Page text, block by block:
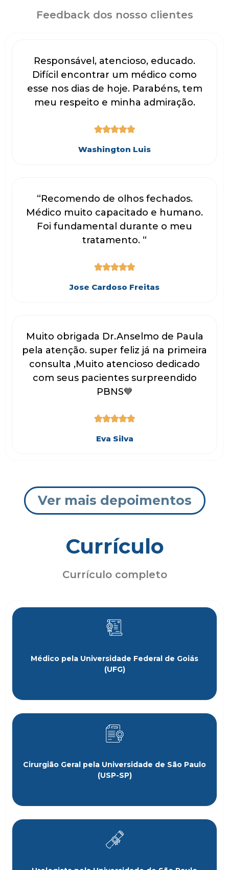
Feedback dos nosso clientes
Responsável, atencioso, educado.
Difícil encontrar um médico como
esse nos dias de hoje. Parabéns, tem
meu respeito e minha admiração.

Washington Luis
“Recomendo de olhos fechados.
Médico muito capacitado e humano.
Foi fundamental durante o meu
tratamento. “

Jose Cardoso Freitas
Muito obrigada Dr.Anselmo de Paula
pela atenção. super feliz já na primeira
consulta ,Muito atencioso dedicado
com seus pacientes surpreendido
PBNS💙

Eva Silva
Ver mais depoimentos
Currículo
Currículo completo
Médico pela Universidade Federal de Goiás
(UFG)
Cirurgião Geral pela Universidade de São Paulo
(USP-SP)